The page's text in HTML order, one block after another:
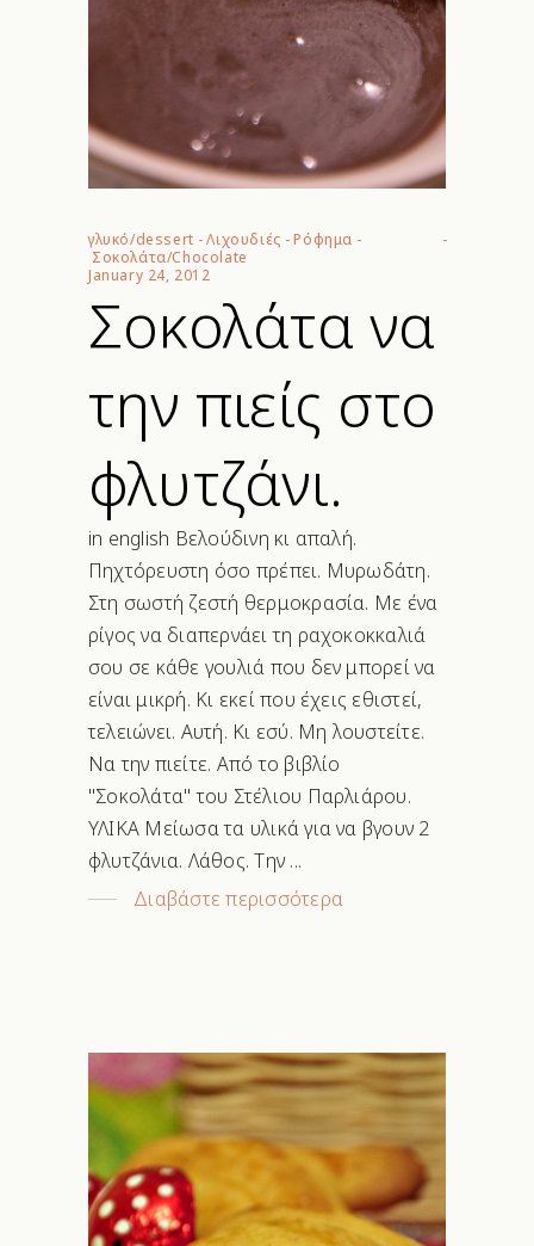
γλυκό/dessert - Λιχουδιές - Ρόφημα -
Σοκολάτα/Chocolate
January 24, 2012
Σοκολάτα να
την πιείς στο
φλυτζάνι.
in english Βελούδινη κι απαλή.
Πηχτόρευστη όσο πρέπει. Μυρωδάτη.
Στη σωστή ζεστή θερμοκρασία. Με ένα
ρίγος να διαπερνάει τη ραχοκοκκαλιά
σου σε κάθε γουλιά που δεν μπορεί να
είναι μικρή. Κι εκεί που έχεις εθιστεί,
τελειώνει. Αυτή. Κι εσύ. Μη λουστείτε.
Να την πιείτε. Από το βιβλίο
"Σοκολάτα" του Στέλιου Παρλιάρου.
ΥΛΙΚΑ Μείωσα τα υλικά για να βγουν 2
φλυτζάνια. Λάθος. Την
Διαβάστε περισσότερα